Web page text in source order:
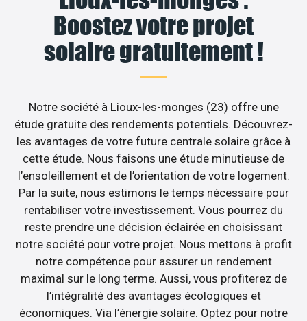
Boostez votre projet
solaire gratuitement !
Notre société à Lioux-les-monges (23) offre une
étude gratuite des rendements potentiels. Découvrez-
les avantages de votre future centrale solaire grâce à
cette étude. Nous faisons une étude minutieuse de
l’ensoleillement et de l’orientation de votre logement.
Par la suite, nous estimons le temps nécessaire pour
rentabiliser votre investissement. Vous pourrez du
reste prendre une décision éclairée en choisissant
notre société pour votre projet. Nous mettons à profit
notre compétence pour assurer un rendement
maximal sur le long terme. Aussi, vous profiterez de
l’intégralité des avantages écologiques et
économiques. Via l’énergie solaire. Optez pour notre